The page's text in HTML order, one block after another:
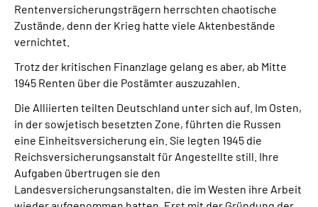
Rentenversicherungsträgern herrschten chaotische
Zustände, denn der Krieg hatte viele Aktenbestände
vernichtet.
Trotz der kritischen Finanzlage gelang es aber, ab Mitte
1945 Renten über die Postämter auszuzahlen.
Die Alliierten teilten Deutschland unter sich auf. Im Osten,
in der sowjetisch besetzten Zone, führten die Russen
eine Einheitsversicherung ein. Sie legten 1945 die
Reichsversicherungsanstalt für Angestellte still. Ihre
Aufgaben übertrugen sie den
Landesversicherungsanstalten, die im Westen ihre Arbeit